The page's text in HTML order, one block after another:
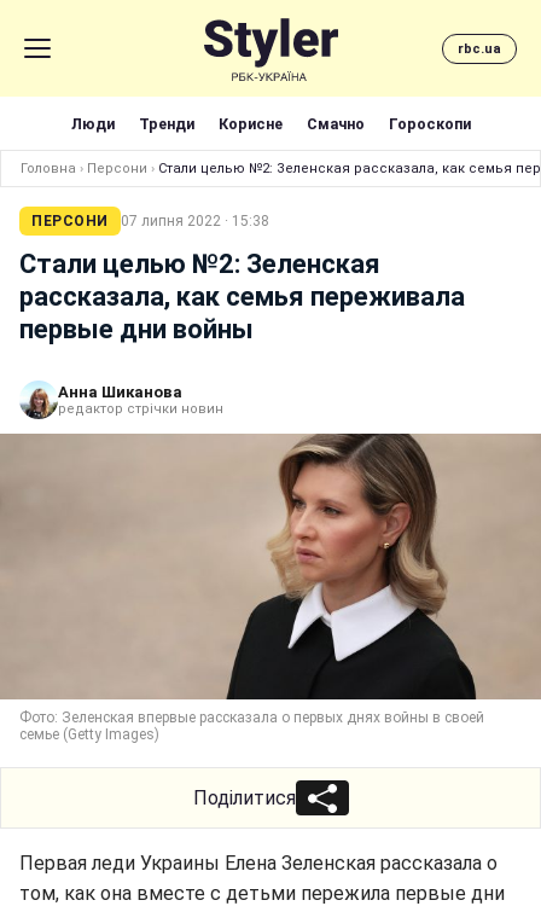
rbc.ua
Люди Тренди Корисне Смачно Гороскопи
Головна › Персони › Стали целью №2: Зеленская рассказала, как семья
ПЕРСОНИ 07 липня 2022 · 15:38
Стали целью №2: Зеленская
рассказала, как семья переживала
первые дни войны
Анна Шиканова
редактор стрічки новин
Фото: Зеленская впервые расcказала о первых днях войны в своей
семье (Getty Images)
Поділитися
Первая леди Украины Елена Зеленская рассказала о
том, как она вместе с детьми пережила первые дни